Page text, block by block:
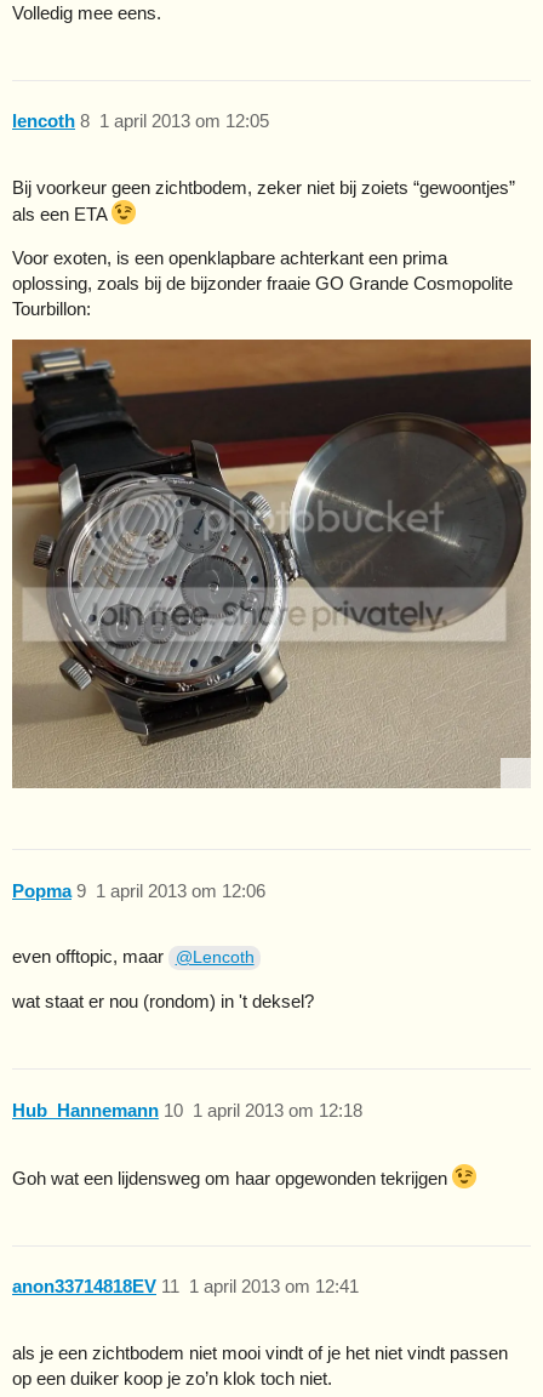
Volledig mee eens.
lencoth 1 april 2013 om 12:05
8
Bij voorkeur geen zichtbodem, zeker niet bij zoiets “gewoontjes”
als een ETA
Voor exoten, is een openklapbare achterkant een prima
oplossing, zoals bij de bijzonder fraaie GO Grande Cosmopolite
Tourbillon:
Popma 1 april 2013 om 12:06
9
even offtopic, maar @Lencoth
wat staat er nou (rondom) in 't deksel?
Hub_Hannemann 1 april 2013 om 12:18
10
Goh wat een lijdensweg om haar opgewonden tekrijgen
anon33714818EV 1 april 2013 om 12:41
11
als je een zichtbodem niet mooi vindt of je het niet vindt passen
op een duiker koop je zo’n klok toch niet.